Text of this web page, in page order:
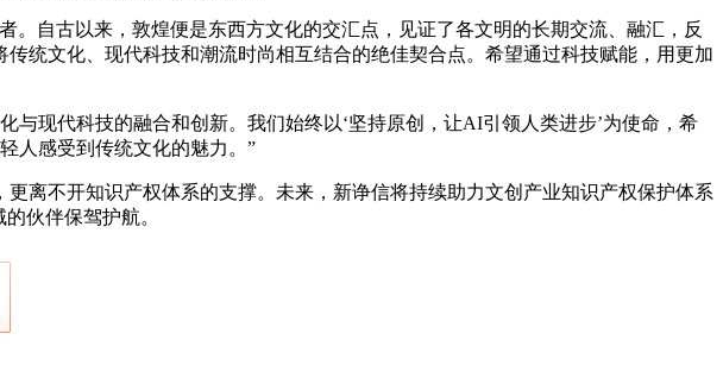
自古以来，敦煌便是东西方文化的交汇点，见证了各文明的长期交流、融汇，反
统文化、现代科技和潮流时尚相互结合的绝佳契合点。希望通过科技赋能，用更加
现代科技的融合和创新。我们始终以‘坚持原创，让AI引领人类进步’为使命，希
人感受到传统文化的魅力。”
不开知识产权体系的支撑。未来，新诤信将持续助力文创产业知识产权保护体系
伙伴保驾护航。